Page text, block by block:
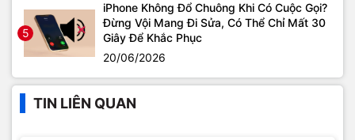
5
iPhone Không Đổ Chuông Khi Có Cuộc Gọi?
Đừng Vội Mang Đi Sửa, Có Thể Chỉ Mất 30
Giây Để Khắc Phục
20/06/2026
TIN LIÊN QUAN